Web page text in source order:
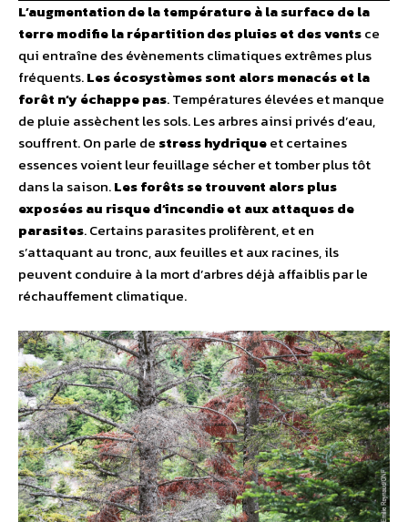
L’augmentation de la température à la surface de la
terre modifie la répartition des pluies et des ventsce
qui entraîne des évènements climatiques extrêmes plus
fréquents.Les écosystèmes sont alors menacés et la
forêt n’y échappe pas. Températures élevées et manque
de pluie assèchent les sols. Les arbres ainsi privés d’eau,
souffrent. On parle de stress hydriqueet certaines
essences voient leur feuillage sécher et tomber plus tôt
dans la saison.Les forêts se trouvent alors plus
exposées au risque d’incendie et aux attaques de
parasites. Certains parasites prolifèrent, et en
s’attaquant au tronc, aux feuilles et aux racines, ils
peuvent conduire à la mort d’arbres déjà affaiblis par le
réchauffement climatique.